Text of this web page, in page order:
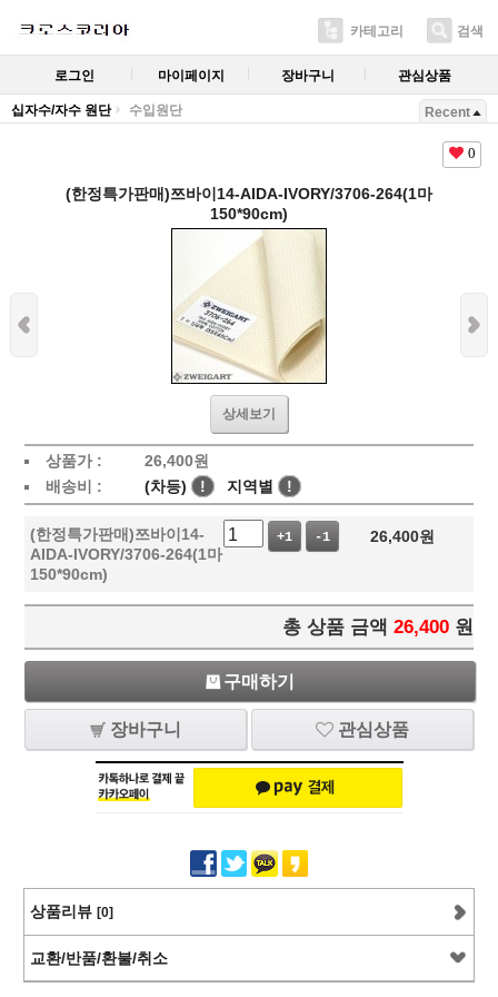
카테고리 검색
로그인 마이페이지 장바구니 관심상품
십자수/자수 원단 수입원단 Recent
0
(한정특가판매)쯔바이14-AIDA-IVORY/3706-264(1마
150*90cm)
상세보기
상품가 : 26,400원
배송비 :
(차등) ! 지역별 !
(한정특가판매)쯔바이14-
AIDA-IVORY/3706-264(1마
150*90cm)
+1 -1 26,400원
총 상품 금액 26,400 원
구매하기
장바구니 관심상품
상품리뷰 [0]
교환/반품/환불/취소